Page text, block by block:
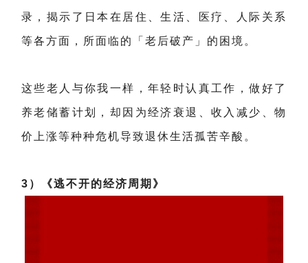
录，揭示了日本在居住、生活、医疗、人际关系
等各方面，所面临的「老后破产」的困境。
这些老人与你我一样，年轻时认真工作，做好了
养老储蓄计划，却因为经济衰退、收入减少、物
价上涨等种种危机导致退休生活孤苦辛酸。
3）《逃不开的经济周期》